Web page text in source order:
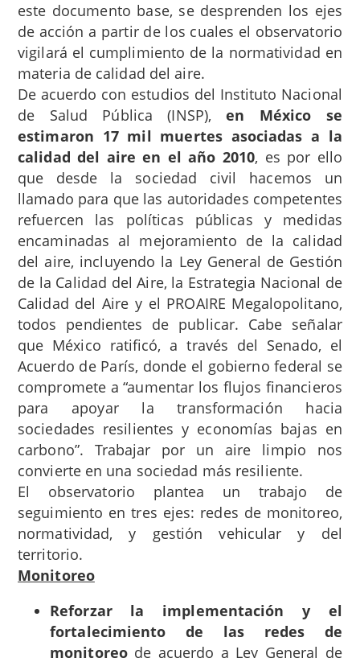
este documento base, se desprenden los ejes
de acción a partir de los cuales el observatorio
vigilará el cumplimiento de la normatividad en
materia de calidad del aire.
De acuerdo con estudios del Instituto Nacional
de Salud Pública (INSP),en México se
estimaron 17 mil muertes asociadas a la
calidad del aire en el año 2010, es por ello
que desde la sociedad civil hacemos un
llamado para que las autoridades competentes
refuercen las políticas públicas y medidas
encaminadas al mejoramiento de la calidad
del aire, incluyendo la Ley General de Gestión
de la Calidad del Aire, la Estrategia Nacional de
Calidad del Aire y el PROAIRE Megalopolitano,
todos pendientes de publicar. Cabe señalar
que México ratificó, a través del Senado, el
Acuerdo de París, donde el gobierno federal se
compromete a “aumentar los flujos financieros
para apoyar la transformación hacia
sociedades resilientes y economías bajas en
carbono”. Trabajar por un aire limpio nos
convierte en una sociedad más resiliente.
El observatorio plantea un trabajo de
seguimiento en tres ejes: redes de monitoreo,
normatividad, y gestión vehicular y del
territorio.
Monitoreo
Reforzar la implementación y el
fortalecimiento de las redes de
monitoreode acuerdo a Ley General de